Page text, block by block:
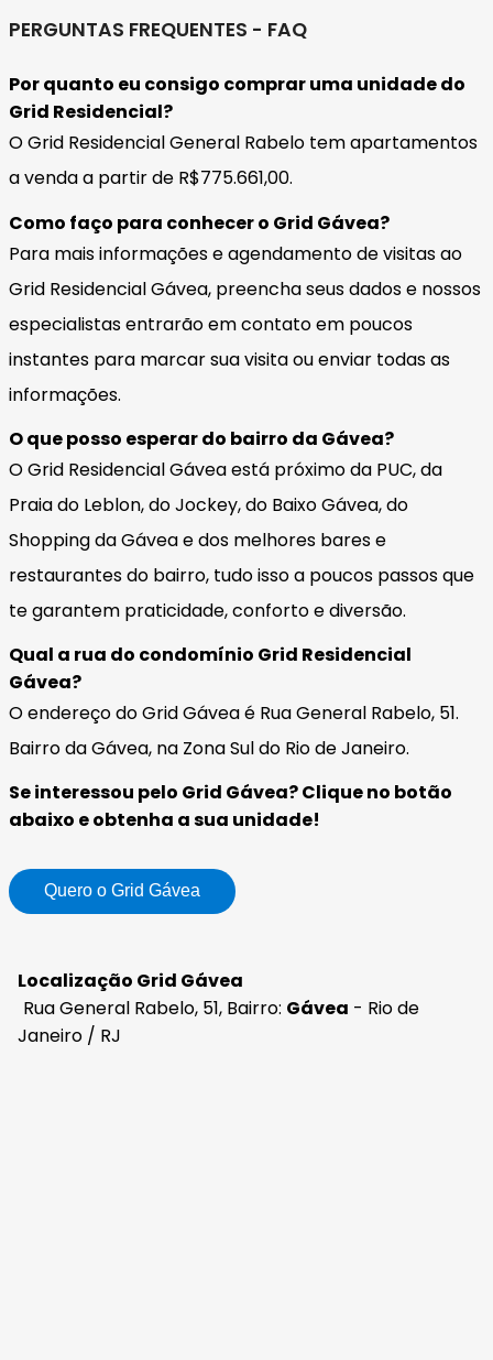
PERGUNTAS FREQUENTES - FAQ
Por quanto eu consigo comprar uma unidade do
Grid Residencial?
O Grid Residencial General Rabelo tem apartamentos
a venda a partir de R$775.661,00.
Como faço para conhecer o Grid Gávea?
Para mais informações e agendamento de visitas ao
Grid Residencial Gávea, preencha seus dados e nossos
especialistas entrarão em contato em poucos
instantes para marcar sua visita ou enviar todas as
informações.
O que posso esperar do bairro da Gávea?
O Grid Residencial Gávea está próximo da PUC, da
Praia do Leblon, do Jockey, do Baixo Gávea, do
Shopping da Gávea e dos melhores bares e
restaurantes do bairro, tudo isso a poucos passos que
te garantem praticidade, conforto e diversão.
Qual a rua do condomínio Grid Residencial
Gávea?
O endereço do Grid Gávea é Rua General Rabelo, 51.
Bairro da Gávea, na Zona Sul do Rio de Janeiro.
Se interessou pelo Grid Gávea? Clique no botão
abaixo e obtenha a sua unidade!
Quero o Grid Gávea
Localização Grid Gávea
Rua General Rabelo, 51, Bairro: Gávea - Rio de
Janeiro / RJ